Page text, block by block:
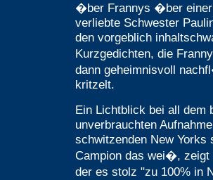
�ber Frannys �ber einer
verliebte Schwester
den vorgeblich
Kurzgedichten, die
dann geheimnisvoll
kritzelt.
Ein Lichtblick bei all dem
unverbrauchten
schwitzenden New
Campion das wei�, zeigt
der es stolz "zu 100% in